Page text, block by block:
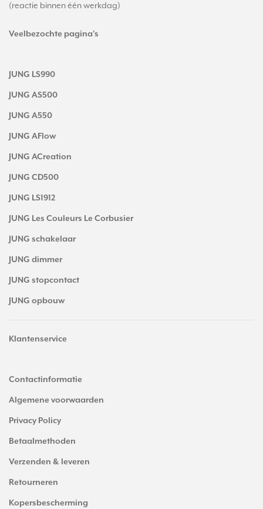
(reactie binnen één werkdag)
Veelbezochte pagina's
JUNG LS990
JUNG AS500
JUNG A550
JUNG AFlow
JUNG ACreation
JUNG CD500
JUNG LS1912
JUNG Les Couleurs Le Corbusier
JUNG schakelaar
JUNG dimmer
JUNG stopcontact
JUNG opbouw
Klantenservice
Contactinformatie
Algemene voorwaarden
Privacy Policy
Betaalmethoden
Verzenden & leveren
Retourneren
Kopersbescherming